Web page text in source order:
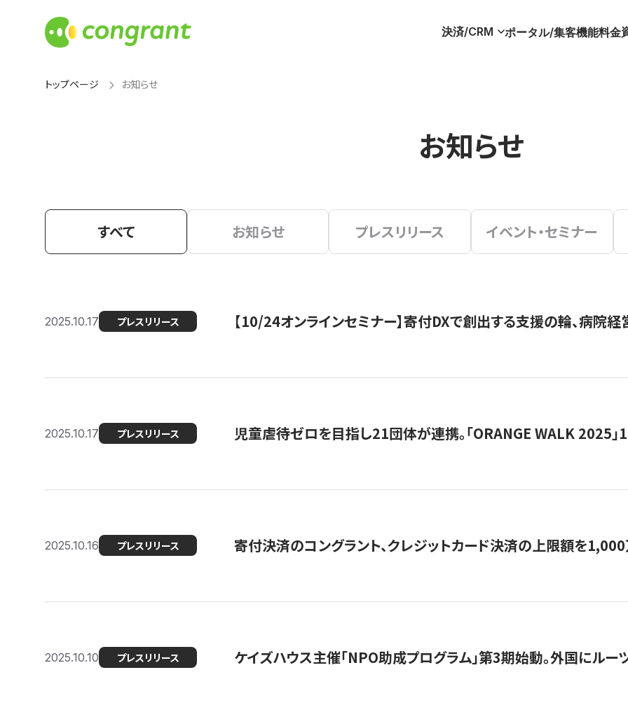
決済/CRM ポータル/集客機能料金
トップページ お知らせ
お知らせ
すべて お知らせ プレスリリース イベント・セミナー
2025.10.17 プレスリリース 【10/24オンラインセミナー】寄付DXで創出する支援の輪、病院
2025.10.17 プレスリリース 児童虐待ゼロを目指し21団体が連携。「ORANGE WALK 2025」
2025.10.16 プレスリリース 寄付決済のコングラント、クレジットカード決済の上限額を
2025.10.10 プレスリリース ケイズハウス主催「NPO助成プログラム」第3期始動。外国にル